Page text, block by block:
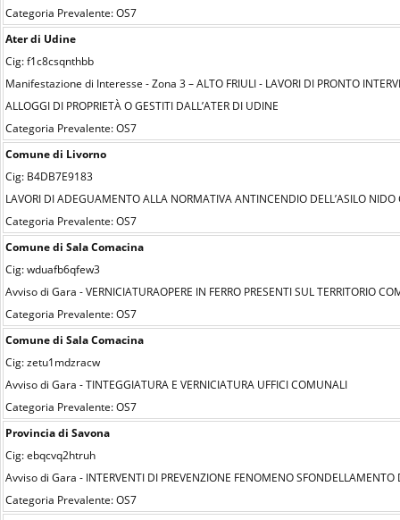
Categoria Prevalente: OS7
Ater di Udine
Cig: f1c8csqnthbb
Manifestazione di Interesse - Zona 3 – ALTO FRIULI - LAVORI DI PRONTO
ALLOGGI DI PROPRIETÀ O GESTITI DALL’ATER DI UDINE
Categoria Prevalente: OS7
Comune di Livorno
Cig: B4DB7E9183
LAVORI DI ADEGUAMENTO ALLA NORMATIVA ANTINCENDIO DELL’ASILO NIDO
Categoria Prevalente: OS7
Comune di Sala Comacina
Cig: wduafb6qfew3
Avviso di Gara - VERNICIATURAOPERE IN FERRO PRESENTI SUL TERRITORIO
Categoria Prevalente: OS7
Comune di Sala Comacina
Cig: zetu1mdzracw
Avviso di Gara - TINTEGGIATURA E VERNICIATURA UFFICI COMUNALI
Categoria Prevalente: OS7
Provincia di Savona
Cig: ebqcvq2htruh
Avviso di Gara - INTERVENTI DI PREVENZIONE FENOMENO
Categoria Prevalente: OS7